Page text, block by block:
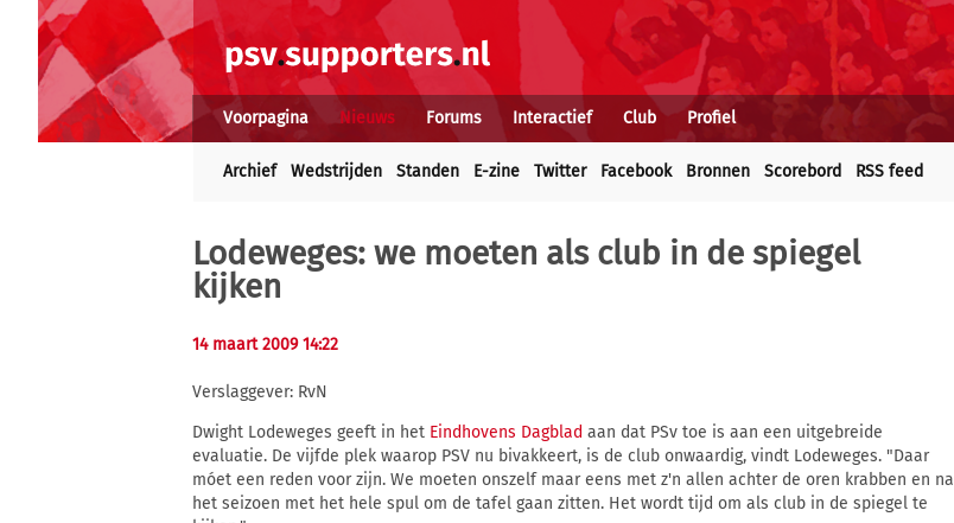
Voorpagina Nieuws Forums Interactief Club Profiel
Archief Wedstrijden Standen E-zine Twitter Facebook Bronnen Scorebord RSS feed
Lodeweges: we moeten als club in de spiegel
kijken
14 maart 2009 14:22
Verslaggever: RvN
Dwight Lodeweges geeft in het Eindhovens Dagblad aan dat PSv toe is aan een uitgebreide
evaluatie. De vijfde plek waarop PSV nu bivakkeert, is de club onwaardig, vindt Lodeweges. "Daar
móet een reden voor zijn. We moeten onszelf maar eens met z'n allen achter de oren krabben en na
het seizoen met het hele spul om de tafel gaan zitten. Het wordt tijd om als club in de spiegel te